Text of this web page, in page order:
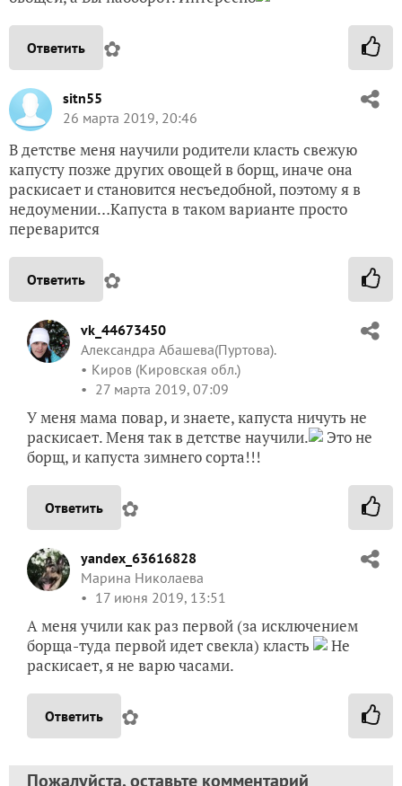
Ответить ✿
sitn55
26 марта 2019, 20:46
В детстве меня научили родители класть свежую
капусту позже других овощей в борщ, иначе она
раскисает и становится несъедобной, поэтому я в
недоумении…Капуста в таком варианте просто
переварится
Ответить ✿
vk_44673450
Александра Абашева(Пуртова).
Киров (Кировская обл.)
27 марта 2019, 07:09
У меня мама повар, и знаете, капуста ничуть не
раскисает. Меня так в детстве научили.
Это не
борщ, и капуста зимнего сорта!!!
Ответить ✿
yandex_63616828
Марина Николаева
17 июня 2019, 13:51
А меня учили как раз первой (за исключением
борща-туда первой идет свекла) класть
Не
раскисает, я не варю часами.
Ответить ✿
Пожалуйста, оставьте комментарий